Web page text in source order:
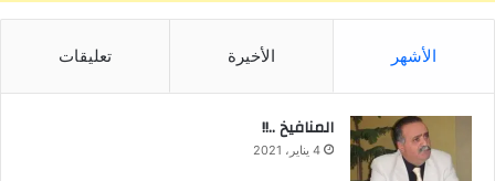
الأشهر الأخيرة تعليقات
المنافيخ ..!!
4 يناير، 2021